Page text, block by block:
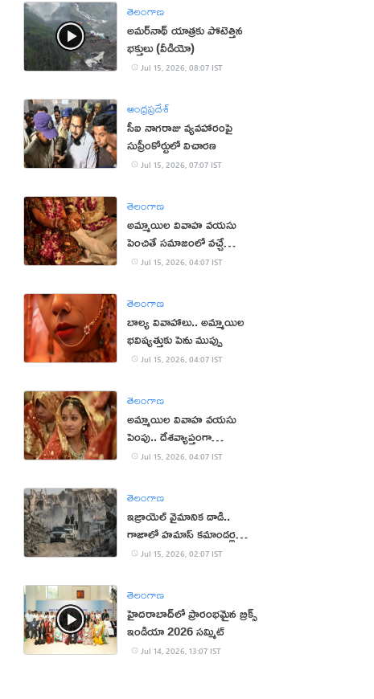
తెలంగాణ
అమర్‌నాథ్ యాత్రకు పోటెత్తిన
భక్తులు (వీడియో)
Jul 15, 2026, 08:07 IST
ఆంధ్రప్రదేశ్
సీఐ నాగరాజు వ్యవహారంపై
సుప్రీంకోర్టులో విచారణ
Jul 15, 2026, 07:07 IST
తెలంగాణ
అమ్మాయిల వివాహ వయసు
పెంచితే సమాజంలో వచ్చే
మార్పులు ఇవే!
Jul 15, 2026, 04:07 IST
తెలంగాణ
బాల్య వివాహాలు.. అమ్మాయిల
భవిష్యత్తుకు పెను ముప్పు
Jul 15, 2026, 04:07 IST
తెలంగాణ
అమ్మాయిల వివాహ వయసు
పెంపు.. దేశవ్యాప్తంగా
భిన్నాభిప్రాయాలు
Jul 15, 2026, 04:07 IST
తెలంగాణ
ఇజ్రాయెల్ వైమానిక దాడి..
గాజాలో హమాస్ కమాండర్ల
హతంJul 15, 2026, 02:07 IST
తెలంగాణ
హైదరాబాద్‌లో ప్రారంభమైన బ్రిక్స్
ఇండియా 2026 సమ్మిట్
Jul 14, 2026, 13:07 IST